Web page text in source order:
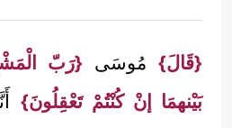
{قَالَ} مُوسَى {رَبّ
بَيْنهمَا إنْ كُنْتُمْ تَعْقِلُونَ}